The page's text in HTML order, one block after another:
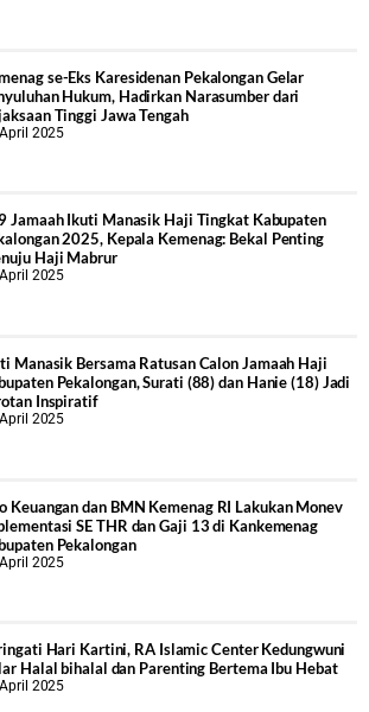
se-Eks Karesidenan Pekalongan Gelar
Hukum, Hadirkan Narasumber dari
Tinggi Jawa Tengah
2025
Jamaah Ikuti Manasik Haji Tingkat Kabupaten
2025, Kepala Kemenag: Bekal Penting
Haji Mabrur
2025
Manasik Bersama Ratusan Calon Jamaah Haji
Pekalongan, Surati (88) dan Hanie (18) Jadi
Inspiratif
2025
Keuangan dan BMN Kemenag RI Lakukan Monev
SE THR dan Gaji 13 di Kankemenag
Pekalongan
2025
Hari Kartini, RA Islamic Center Kedungwuni
Halal bihalal dan Parenting Bertema Ibu Hebat
2025